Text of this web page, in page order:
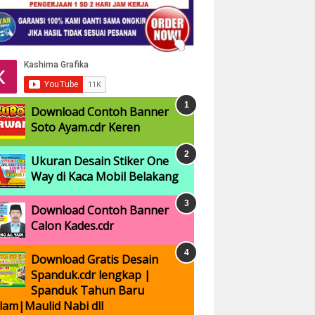
Download Contoh Banner
Soto Ayam.cdr Keren
Ukuran Desain Stiker One
Way di Kaca Mobil Belakang
Download Contoh Banner
Calon Kades.cdr
Download Gratis Desain
Spanduk.cdr lengkap |
Spanduk Tahun Baru
Nabi dll